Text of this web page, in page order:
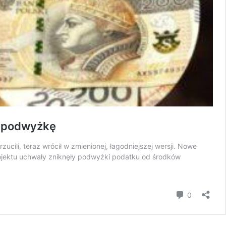
teraz wrócił w zmienionej, łagodniejszej wersji. Nowe
uchwały zniknęły podwyżki podatku od środków
0